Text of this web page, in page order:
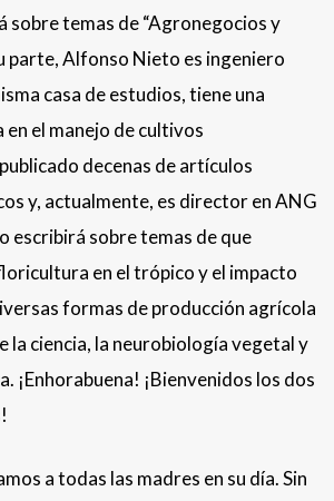
sobre temas de “Agronegocios y
parte, Alfonso Nieto es ingeniero
casa de estudios, tiene una
en el manejo de cultivos
decenas de artículos
y, actualmente, es director en ANG
escribirá sobre temas de que
en el trópico y el impacto
formas de producción agrícola
la ciencia, la neurobiología vegetal y
¡Enhorabuena! ¡Bienvenidos los dos
a todas las madres en su día. Sin